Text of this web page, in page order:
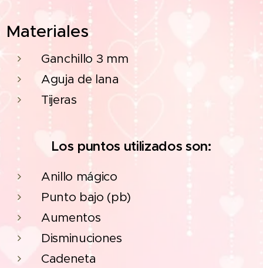
Materiales
Ganchillo 3 mm
Aguja de lana
Tijeras
Los puntos utilizados son:
Anillo mágico
Punto bajo (pb)
Aumentos
Disminuciones
Cadeneta